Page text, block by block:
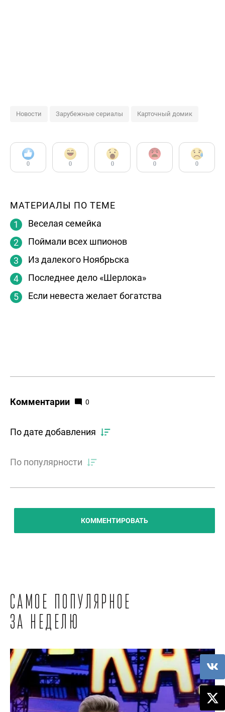
Новости Зарубежные сериалы Карточный домик
0 0 0 0 0
МАТЕРИАЛЫ ПО ТЕМЕ
Веселая семейка
Поймали всех шпионов
Из далекого Ноябрьска
Последнее дело «Шерлока»
Если невеста желает богатства
Комментарии 0
По дате добавления
По популярности
КОММЕНТИРОВАТЬ
Самое популярное
за неделю